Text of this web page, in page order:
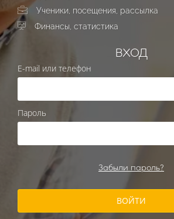
Ученики, посещения, рассылка
Финансы, статистика
ВХОД
E-mail или телефон
Пароль
Забыли пароль?
ВОЙТИ